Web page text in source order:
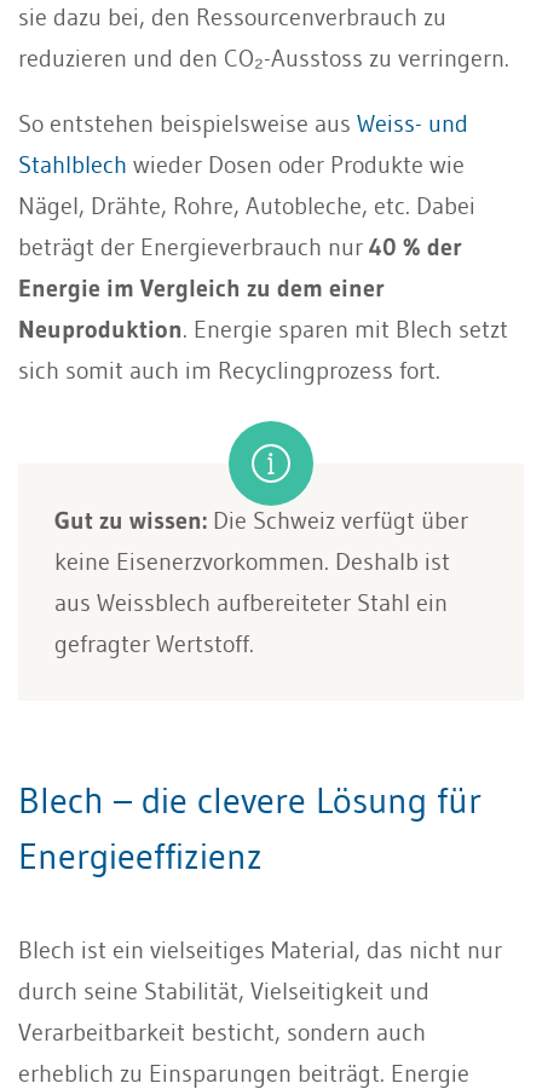
sie dazu bei, den Ressourcenverbrauch zu
reduzieren und den CO₂-Ausstoss zu verringern.
So entstehen beispielsweise aus Weiss- und
Stahlblech wieder Dosen oder Produkte wie
Nägel, Drähte, Rohre, Autobleche, etc. Dabei
beträgt der Energieverbrauch nur 40 % der
Energie im Vergleich zu dem einer
Neuproduktion. Energie sparen mit Blech setzt
sich somit auch im Recyclingprozess fort.
Gut zu wissen: Die Schweiz verfügt über
keine Eisenerzvorkommen. Deshalb ist
aus Weissblech aufbereiteter Stahl ein
gefragter Wertstoff.
Blech – die clevere Lösung für
Energieeffizienz
Blech ist ein vielseitiges Material, das nicht nur
durch seine Stabilität, Vielseitigkeit und
Verarbeitbarkeit besticht, sondern auch
erheblich zu Einsparungen beiträgt. Energie